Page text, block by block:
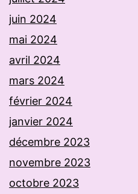
juin 2024
mai 2024
avril 2024
mars 2024
février 2024
janvier 2024
décembre 2023
novembre 2023
octobre 2023